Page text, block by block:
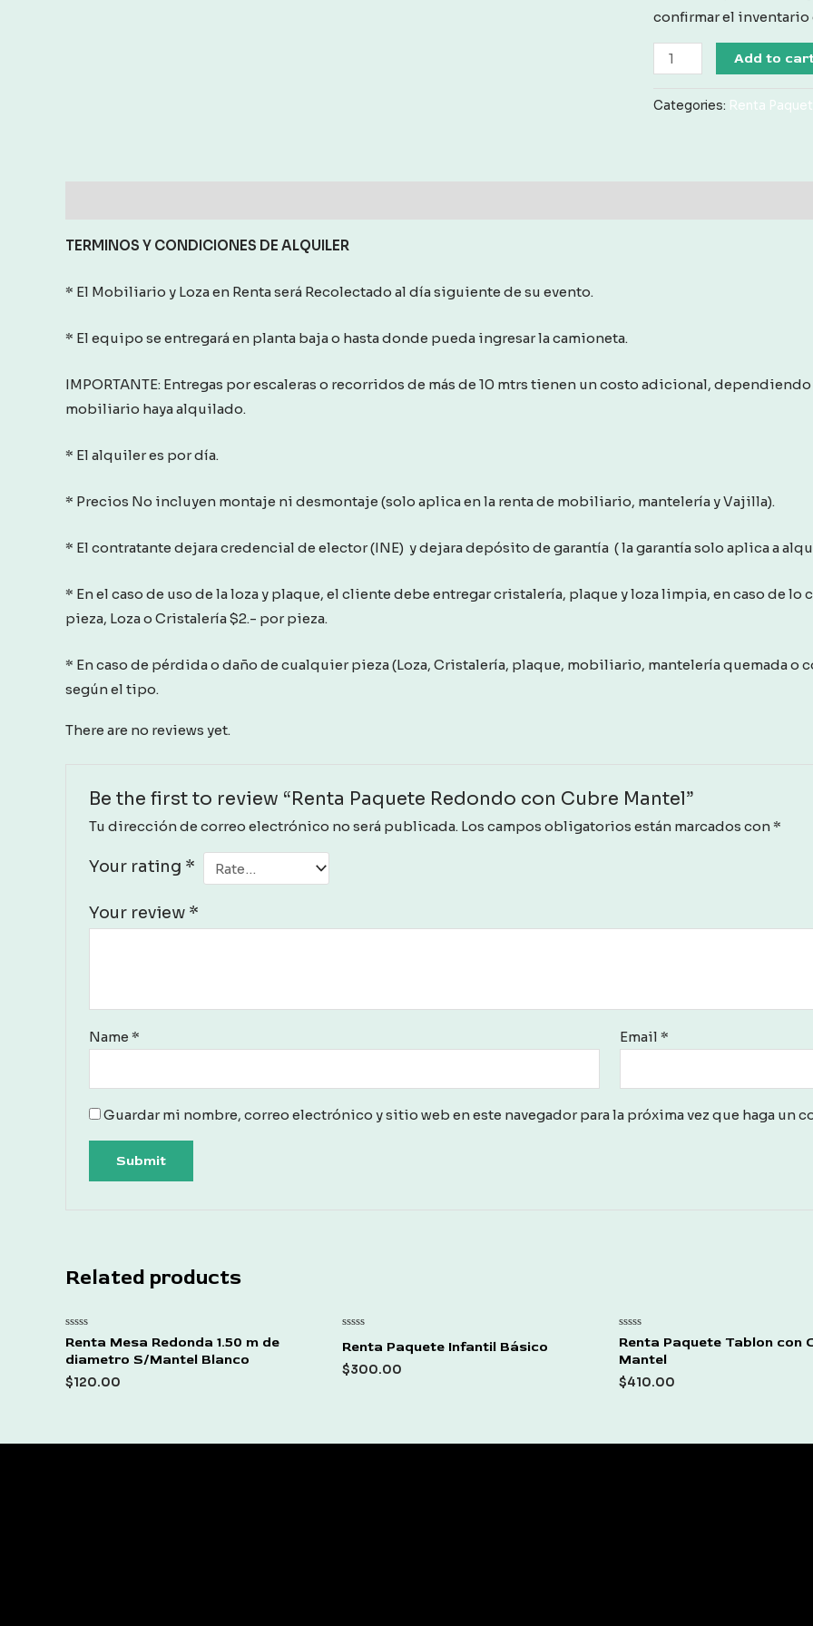
confirmar el inventario
Renta
Paquete
Redondo
Add to
Categories: Renta
TERMINOS Y CONDICIONES DE ALQUILER
* El Mobiliario y Loza en Renta será Recolectado al día siguiente de su evento.
* El equipo se entregará en planta baja o hasta donde pueda ingresar la camioneta.
IMPORTANTE: Entregas por escaleras o recorridos de más de 10 mtrs tienen un costo adicional,
mobiliario haya alquilado.
* El alquiler es por día.
* Precios No incluyen montaje ni desmontaje (solo aplica en la renta de mobiliario, mantelería y Vajilla).
* El contratante dejara credencial de elector (INE) y dejara depósito de garantía ( la garantía solo aplica a
* En el caso de uso de la loza y plaque, el cliente debe entregar cristalería, plaque y loza limpia, en caso de
pieza, Loza o Cristalería $2.- por pieza.
* En caso de pérdida o daño de cualquier pieza (Loza, Cristalería, plaque, mobiliario, mantelería quemada o
según el tipo.
There are no reviews yet.
Be the first to review “Renta Paquete Redondo con Cubre Mantel”
Tu dirección de correo electrónico no será publicada. Los campos obligatorios están marcados con *
Your rating *
Your review *
Name * Email *
Guardar mi nombre, correo electrónico y sitio web en este navegador para la próxima vez que haga un
Related products
Rated
0
out
5
Renta Mesa Redonda 1.50 m de
diametro S/Mantel Blanco
$120.00
0
out
of
Renta Paquete Infantil Básico
$300.00
Rated
0
out
5
Renta Paquete Tablon con
Mantel
$410.00